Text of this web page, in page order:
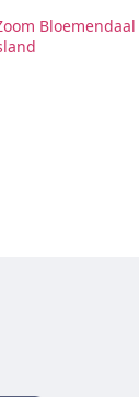
Bloemendaal